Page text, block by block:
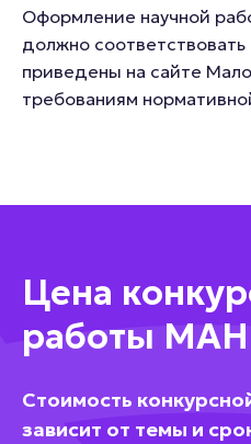
Оформление научной
должно
приведены на сайте
требованиям
Цена
работы
Стоимость
зависит от темы и